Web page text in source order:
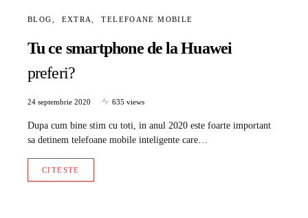
BLOG EXTRA TELEFOANE MOBILE
Tu ce smartphone de la Huawei
preferi?
24 septembrie 2020 635 views
Dupa cum bine stim cu toti, in anul 2020 este foarte important
sa detinem telefoane mobile inteligente care…
CITESTE